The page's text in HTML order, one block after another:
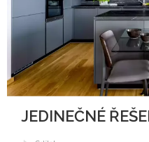
JEDINEČNÉ